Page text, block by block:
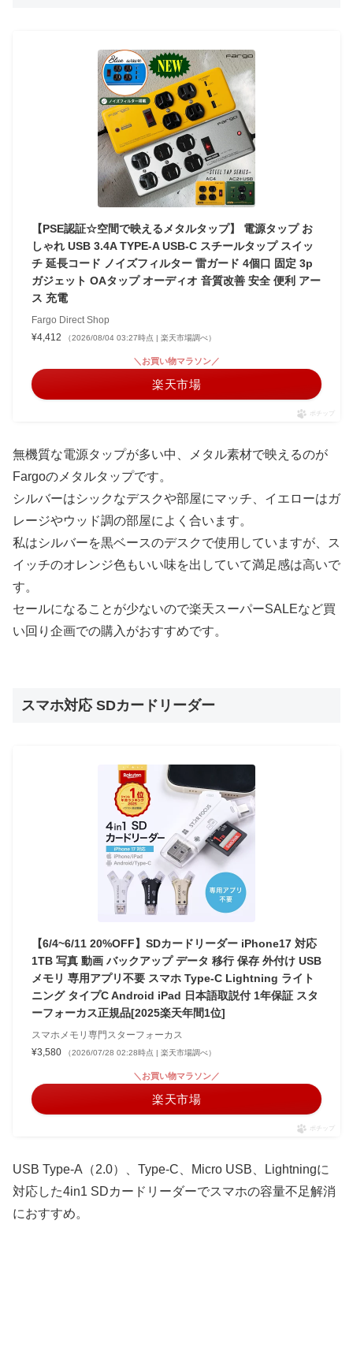
【PSE認証☆空間で映えるメタルタップ】 電源タップ お
しゃれ USB 3.4A TYPE-A USB-C スチールタップ スイッ
チ 延長コード ノイズフィルター 雷ガード 4個口 固定 3p
ガジェット OAタップ オーディオ 音質改善 安全 便利 アー
ス 充電
Fargo Direct Shop
¥4,412
（2026/08/04 03:27時点 | 楽天市場調べ）
＼お買い物マラソン／
楽天市場
ポチップ
無機質な電源タップが多い中、メタル素材で映えるのが
Fargoのメタルタップです。
シルバーはシックなデスクや部屋にマッチ、イエローはガ
レージやウッド調の部屋によく合います。
私はシルバーを黒ベースのデスクで使用していますが、ス
イッチのオレンジ色もいい味を出していて満足感は高いで
す。
セールになることが少ないので楽天スーパーSALEなど買
い回り企画での購入がおすすめです。
スマホ対応 SDカードリーダー
【6/4~6/11 20%OFF】SDカードリーダー iPhone17 対応
1TB 写真 動画 バックアップ データ 移行 保存 外付け USB
メモリ 専用アプリ不要 スマホ Type-C Lightning ライト
ニング タイプC Android iPad 日本語取説付 1年保証 スタ
ーフォーカス正規品[2025楽天年間1位]
スマホメモリ専門スターフォーカス
¥3,580
（2026/07/28 02:28時点 | 楽天市場調べ）
＼お買い物マラソン／
楽天市場
ポチップ
USB Type-A（2.0）、Type-C、Micro USB、Lightningに
対応した4in1 SDカードリーダーでスマホの容量不足解消
におすすめ。